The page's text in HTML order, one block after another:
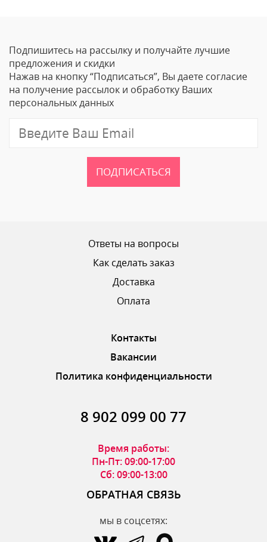
Ваше Имя
Email
ОТПРАВИТЬ ОТЗЫВ
Подпишитесь на рассылку и получайте лучшие
предложения и скидки
Нажав на кнопку “Подписаться”, Вы даете согласие
на получение рассылок и обработку Ваших
персональных данных
ПОДПИСАТЬСЯ
Ответы на вопросы
Как сделать заказ
Доставка
Оплата
Контакты
Вакансии
Политика конфиденциальности
8 902 099 00 77
Время работы:
Пн-Пт: 09:00-17:00
Сб: 09:00-13:00
ОБРАТНАЯ СВЯЗЬ
мы в соцсетях: